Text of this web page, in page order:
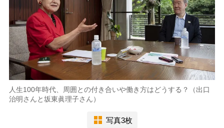
人生100年時代、周囲との付き合いや働き方はどうする？（出口
治明さんと坂東眞理子さん）
写真3枚